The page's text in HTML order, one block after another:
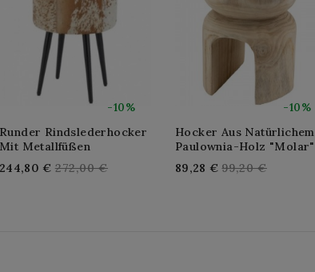
-10%
Runder Rindslederhocker
Mit Metallfüßen
244,80 € Regular
272,00 €
-10%
Hocker Aus Natürlichem
Paulownia-Holz "Molar"
89,28 € Regular
99,20 €